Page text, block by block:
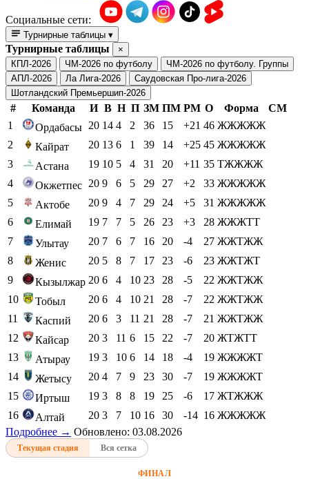
Социальные сети:
Турнирные таблицы ▾
Турнирные таблицы
×
КПЛ-2026
ЧМ-2026 по футболу
ЧМ-2026 по футболу. Группы
АПЛ-2026
Ла Лига-2026
Саудовская Про-лига-2026
Шотландский Премьершип-2026
# Команда И В Н П ЗМ ПМ РМ О Форма
СМ
1
Ордабасы 20 14 4 2 36 15 +21 46 ЖЖЖЖЖ
2
Кайрат 20 13 6 1 39 14 +25 45 ЖЖЖЖЖ
3
Астана 19 10 5 4 31 20 +11 35 ТЖЖЖЖ
4
Окжетпес 20 9 6 5 29 27 +2 33 ЖЖЖЖЖ
5
Актобе 20 9 4 7 29 24 +5 31 ЖЖЖЖЖ
6
Елимай 19 7 7 5 26 23 +3 28 ЖЖЖТТ
7
Улытау 20 7 6 7 16 20 -4 27 ЖЖТЖЖ
8
Женис 20 5 8 7 17 23 -6 23 ЖЖТЖТ
9
Кызылжар 20 6 4 10 23 28 -5 22 ЖЖТЖЖ
10
Тобыл 20 6 4 10 21 28 -7 22 ЖЖТЖЖ
11
Каспий 20 6 3 11 21 28 -7 21 ЖЖТЖЖ
12
Кайсар 20 3 11 6 15 22 -7 20 ЖТЖТТ
13
Атырау 19 3 10 6 14 18 -4 19 ЖЖЖЖТ
14
Жетысу 20 4 7 9 23 30 -7 19 ЖЖЖЖТ
15
Иртыш 19 3 8 8 19 25 -6 17 ЖТЖЖЖ
16
Алтай 20 3 7 10 16 30 -14 16 ЖЖЖЖЖ
Подробнее → Обновлено: 03.08.2026
Текущая стадия Вся сетка
ФИНАЛ